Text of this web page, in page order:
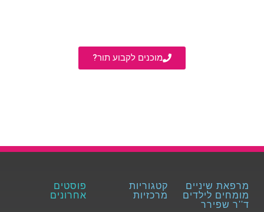
מוכנים לקבוע תור?
מרפאת שיניים
מומחים לילדים
ד''ר שפירר
קטגוריות
מרכזיות
פוסטים
אחרונים